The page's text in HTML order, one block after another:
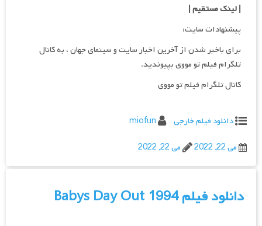
| لینک مستقیم|
پیشنهادات سایت:
برای باخبر شدن از آخرین اخبار سایت و سینمای جهان ، به کانال
تلگرام فیلم تو مووی بپیوندید.
کانال تلگرام فیلم تو مووی
دانلود فیلم خارجی
miofun
می 22, 2022
می 22, 2022
دانلود فیلم Babys Day Out 1994